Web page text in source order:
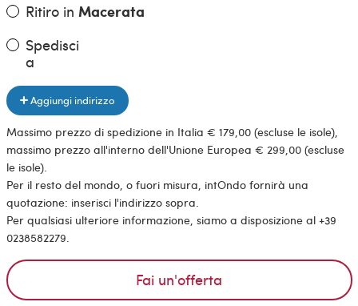
Ritiro in Macerata
Spedisci
a
Aggiungi indirizzo
Massimo prezzo di spedizione in Italia € 179,00 (escluse le isole),
massimo prezzo all'interno dell'Unione Europea € 299,00 (escluse
le isole).
Per il resto del mondo, o fuori misura, intOndo fornirà una
quotazione: inserisci l'indirizzo sopra.
Per qualsiasi ulteriore informazione, siamo a disposizione al +39
0238582279.
Fai un'offerta